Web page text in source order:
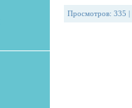
Просмотров: 335